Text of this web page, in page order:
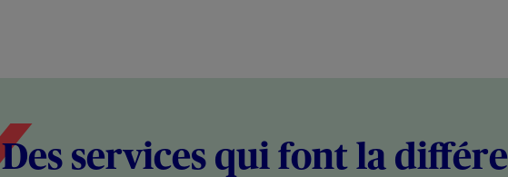
Des services qui font la